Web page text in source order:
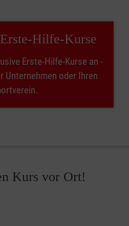
Hilfe-Kurse
Erste-Hilfe-Kurse an -
Unternehmen oder Ihren
Kurs vor Ort!